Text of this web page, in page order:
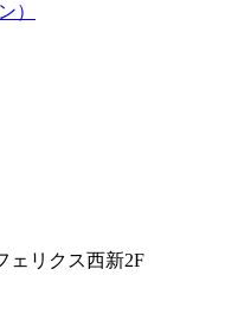
）
ェリクス西新2F